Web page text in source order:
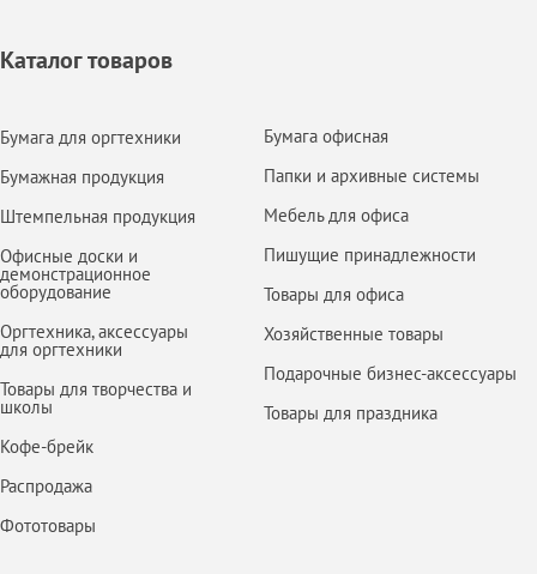
Каталог товаров
Бумага для оргтехники
Бумажная продукция
Штемпельная продукция
Офисные доски и
демонстрационное
оборудование
Оргтехника, аксессуары
для оргтехники
Товары для творчества и
школы
Кофе-брейк
Распродажа
Фототовары
Бумага офисная
Папки и архивные системы
Мебель для офиса
Пишущие принадлежности
Товары для офиса
Хозяйственные товары
Подарочные бизнес-аксессуары
Товары для праздника